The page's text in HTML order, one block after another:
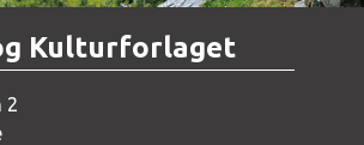
Kulturforlaget
2